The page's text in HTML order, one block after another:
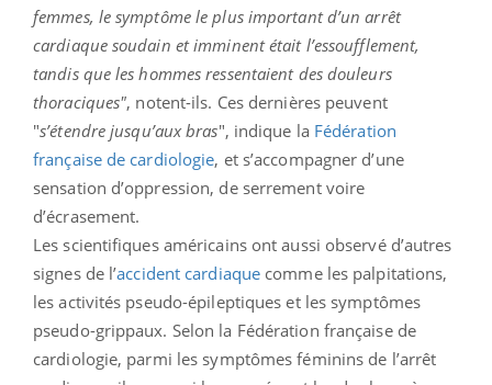
femmes, le symptôme le plus important d’un arrêt
cardiaque soudain et imminent était l’essoufflement,
tandis que les hommes ressentaient des douleurs
thoraciques", notent-ils. Ces dernières peuvent
"s’étendre jusqu’aux bras", indique la Fédération
française de cardiologie, et s’accompagner d’une
sensation d’oppression, de serrement voire
d’écrasement.
Les scientifiques américains ont aussi observé d’autres
signes de l’accident cardiaque comme les palpitations,
les activités pseudo-épileptiques et les symptômes
pseudo-grippaux. Selon la Fédération française de
cardiologie, parmi les symptômes féminins de l’arrêt